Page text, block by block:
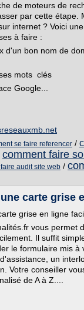
de moteurs de
par cette étape.
internet ? Voici
à faire :
bon nom de
mots clés
Google...
se faire referencer /
comment faire
audit site web /
carte grise
grise en ligne
vous permet
Il suffit
le formulaire mis à
un
Votre conseiller
de A à Z....